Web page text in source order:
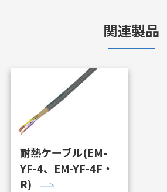
関連製品
耐熱ケーブル(EM-
YF-4、EM-YF-4F・
R)